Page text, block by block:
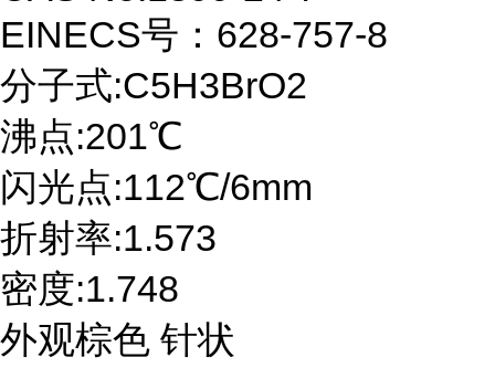
EINECS号：628-757-8
分子式:C5H3BrO2
沸点:201℃
闪光点:112℃/6mm
折射率:1.573
密度:1.748
外观棕色 针状